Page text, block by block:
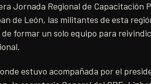
Jornada Regional de Capacitación
de León, las militantes de esta
formar un solo equipo para
estuvo acompañada por el